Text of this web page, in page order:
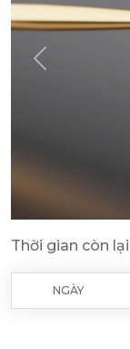
Previous
Thời gian còn
NGÀY